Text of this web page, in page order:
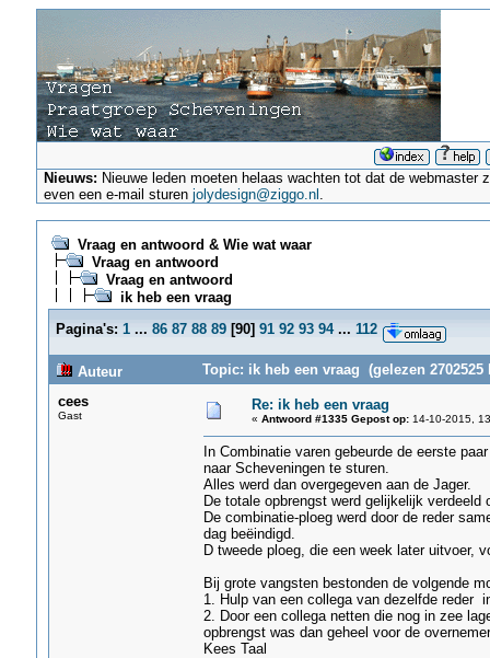
Nieuws: Nieuwe leden moeten helaas wachten tot dat de
even een e-mail sturenjolydesign@ziggo.nl .
Vraag en antwoord & Wie wat waar
Vraag en antwoord
Vraag en antwoord
ik heb een vraag
Pagina's: 1 ... 86 87 88 89[90] 91 92 93 94 ... 112
Auteur
Topic: ik heb een vraag (gelezen 2702525
cees
Gast
Re: ik heb een vraag
« Antwoord #1335 Gepost op:14-10-2015,
In Combinatie varen gebeurde de eerste
naar Scheveningen te sturen.
Alles werd dan overgegeven aan de Jager.
De totale opbrengst werd gelijkelijk
De combinatie-ploeg werd door de reder
dag beëindigd.
D tweede ploeg, die een week later uitvoer,
Bij grote vangsten bestonden de volgende
1. Hulp van een collega van dezelfde reder
2. Door een collega netten die nog in zee
opbrengst was dan geheel voor de
Kees Taal